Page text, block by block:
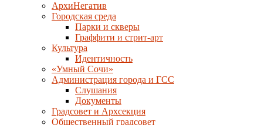
АрхиНегатив
Городская среда
Парки и скверы
Граффити и стрит-арт
Культура
Идентичность
«Умный Сочи»
Администрация города и ГСС
Слушания
Документы
Градсовет и Архсекция
Общественный градсовет